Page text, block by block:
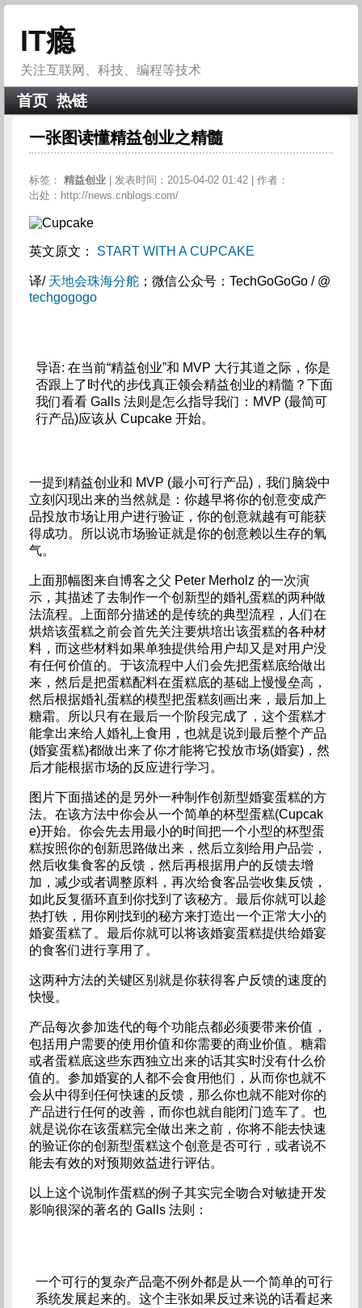
IT瘾
关注互联网、科技、编程等技术
首页 热链
一张图读懂精益创业之精髓
标签： 精益创业
| 发表时间：2015-04-02 01:42 | 作者：
出处：http://news.cnblogs.com/
英文原文： START WITH A CUPCAKE
译/ 天地会珠海分舵；微信公众号：TechGoGoGo / @
techgogogo
导语: 在当前“精益创业”和 MVP 大行其道之际，你是
否跟上了时代的步伐真正领会精益创业的精髓？下面
我们看看 Galls 法则是怎么指导我们：MVP (最简可
行产品)应该从 Cupcake 开始。
一提到精益创业和 MVP (最小可行产品)，我们脑袋中
立刻闪现出来的当然就是：你越早将你的创意变成产
品投放市场让用户进行验证，你的创意就越有可能获
得成功。所以说市场验证就是你的创意赖以生存的氧
气。
上面那幅图来自博客之父 Peter Merholz 的一次演
示，其描述了去制作一个创新型的婚礼蛋糕的两种做
法流程。上面部分描述的是传统的典型流程，人们在
烘焙该蛋糕之前会首先关注要烘培出该蛋糕的各种材
料，而这些材料如果单独提供给用户却又是对用户没
有任何价值的。于该流程中人们会先把蛋糕底给做出
来，然后是把蛋糕配料在蛋糕底的基础上慢慢垒高，
然后根据婚礼蛋糕的模型把蛋糕刻画出来，最后加上
糖霜。所以只有在最后一个阶段完成了，这个蛋糕才
能拿出来给人婚礼上食用，也就是说到最后整个产品
(婚宴蛋糕)都做出来了你才能将它投放市场(婚宴)，然
后才能根据市场的反应进行学习。
图片下面描述的是另外一种制作创新型婚宴蛋糕的方
法。在该方法中你会从一个简单的杯型蛋糕(Cupcak
e)开始。你会先去用最小的时间把一个小型的杯型蛋
糕按照你的创新思路做出来，然后立刻给用户品尝，
然后收集食客的反馈，然后再根据用户的反馈去增
加，减少或者调整原料，再次给食客品尝收集反馈，
如此反复循环直到你找到了该秘方。最后你就可以趁
热打铁，用你刚找到的秘方来打造出一个正常大小的
婚宴蛋糕了。最后你就可以将该婚宴蛋糕提供给婚宴
的食客们进行享用了。
这两种方法的关键区别就是你获得客户反馈的速度的
快慢。
产品每次参加迭代的每个功能点都必须要带来价值，
包括用户需要的使用价值和你需要的商业价值。糖霜
或者蛋糕底这些东西独立出来的话其实时没有什么价
值的。参加婚宴的人都不会食用他们，从而你也就不
会从中得到任何快速的反馈，那么你也就不能对你的
产品进行任何的改善，而你也就自能闭门造车了。也
就是说你在该蛋糕完全做出来之前，你将不能去快速
的验证你的创新型蛋糕这个创意是否可行，或者说不
能去有效的对预期效益进行评估。
以上这个说制作蛋糕的例子其实完全吻合对敏捷开发
影响很深的著名的 Galls 法则：
一个可行的复杂产品毫不例外都是从一个简单的可行
系统发展起来的。这个主张如果反过来说的话看起来